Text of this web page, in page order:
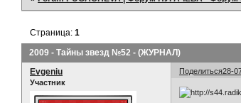
2009 - Тайны звезд №52 - (ЖУРНАЛ)
Страница:1
Поделиться28-
Evgeniu
Участник